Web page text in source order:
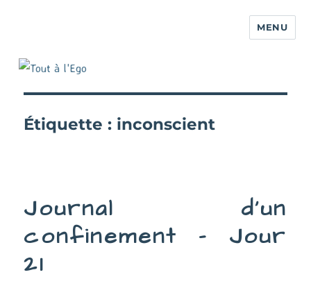
MENU
Étiquette : inconscient
Journal d’un
confinement – Jour
21